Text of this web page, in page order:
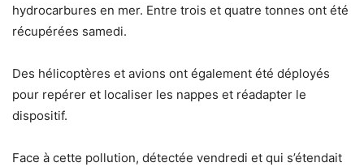
hydrocarbures en mer. Entre trois et quatre tonnes ont été
récupérées samedi.
Des hélicoptères et avions ont également été déployés
pour repérer et localiser les nappes et réadapter le
dispositif.
Face à cette pollution, détectée vendredi et qui s’étendait